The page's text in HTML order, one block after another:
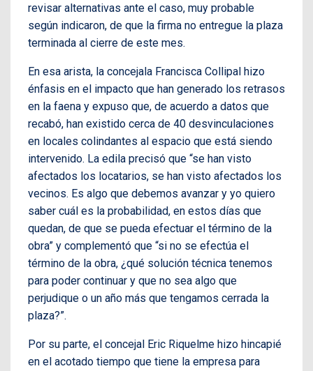
revisar alternativas ante el caso, muy probable
según indicaron, de que la firma no entregue la plaza
terminada al cierre de este mes.
En esa arista, la concejala Francisca Collipal hizo
énfasis en el impacto que han generado los retrasos
en la faena y expuso que, de acuerdo a datos que
recabó, han existido cerca de 40 desvinculaciones
en locales colindantes al espacio que está siendo
intervenido. La edila precisó que “se han visto
afectados los locatarios, se han visto afectados los
vecinos. Es algo que debemos avanzar y yo quiero
saber cuál es la probabilidad, en estos días que
quedan, de que se pueda efectuar el término de la
obra” y complementó que “si no se efectúa el
término de la obra, ¿qué solución técnica tenemos
para poder continuar y que no sea algo que
perjudique o un año más que tengamos cerrada la
plaza?”.
Por su parte, el concejal Eric Riquelme hizo hincapié
en el acotado tiempo que tiene la empresa para